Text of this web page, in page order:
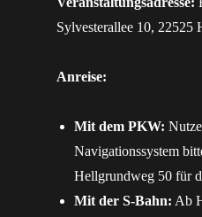
Sylvesterallee 10, 22525
Anreise:
Mit dem PKW:
Navigationssystem
Hellgrundweg 50 für
Mit der S-Bahn: Ab